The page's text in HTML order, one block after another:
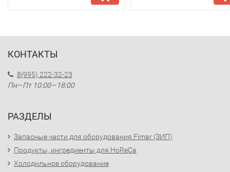
КОНТАКТЫ
8(995) 222-32-23
Пн—Пт 10:00—18:00
РАЗДЕЛЫ
Запасные части для оборудования Fimar (ЗИП)
Продукты, ингредиенты для HoReCa
Холодильное оборудование